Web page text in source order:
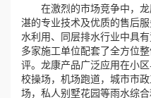
在激烈的市场竞争中，龙
湛的专业技术及优质的售后
水利用、同层排水行业中具
多家施工单位配套了全方位
评。龙康产品广泛应用在小
校操场，机场跑道，城市市
场，私人别墅花园等雨水综